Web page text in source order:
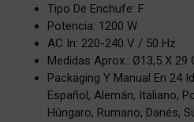
Tipo De Enchufe: F
Potencia: 1200 W
AC In: 220-240 V / 50 Hz
Medidas Aprox.: Ø13,5 X 29
Packaging Y Manual En 24
Español, Alemán, Italiano,
Húngaro, Rumano, Danés,